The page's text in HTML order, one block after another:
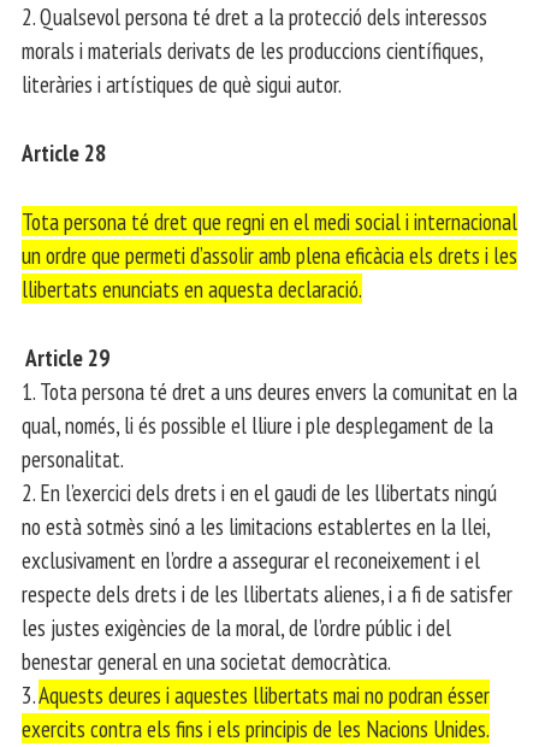
2. Qualsevol persona té dret a la protecció dels interessos
morals i materials derivats de les produccions científiques,
literàries i artístiques de què sigui autor.
Article 28
Tota persona té dret que regni en el medi social i internacional
un ordre que permeti d’assolir amb plena eficàcia els drets i les
llibertats enunciats en aquesta declaració.
Article 29
1. Tota persona té dret a uns deures envers la comunitat en la
qual, només, li és possible el lliure i ple desplegament de la
personalitat.
2. En l’exercici dels drets i en el gaudi de les llibertats ningú
no està sotmès sinó a les limitacions establertes en la llei,
exclusivament en l’ordre a assegurar el reconeixement i el
respecte dels drets i de les llibertats alienes, i a fi de satisfer
les justes exigències de la moral, de l’ordre públic i del
benestar general en una societat democràtica.
3.Aquests deures i aquestes llibertats mai no podran ésser
exercits contra els fins i els principis de les Nacions Unides.